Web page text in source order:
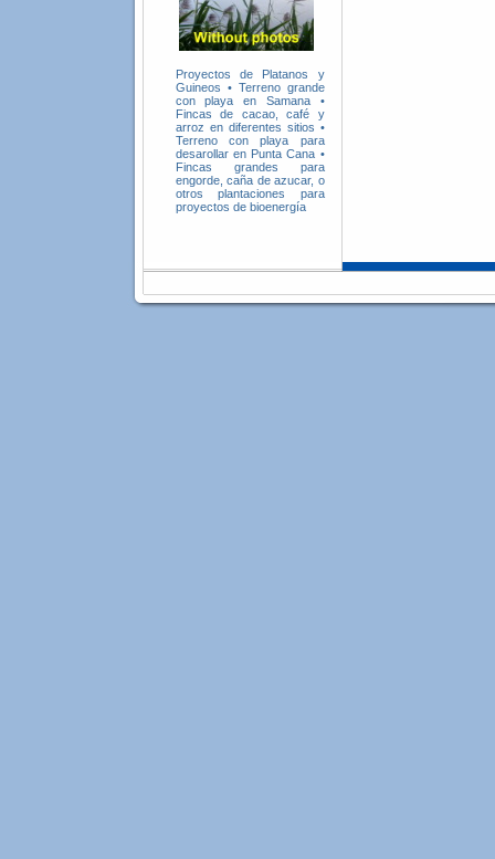
Proyectos de Platanos y
Guineos • Terreno grande
con playa en Samana•
Fincas de cacao, café y
arroz en diferentes sitios •
Terreno con playa para
desarollar en Punta Cana •
Fincas grandes para
engorde, caña de azucar, o
otros plantaciones para
proyectos de bioenergía